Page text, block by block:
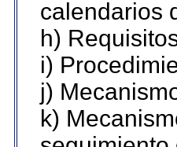
calendarios
h)
i)
j)
k)